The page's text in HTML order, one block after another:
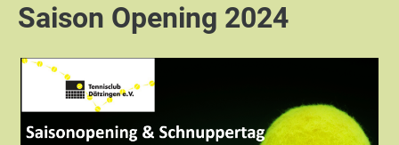
Saison Opening 2024